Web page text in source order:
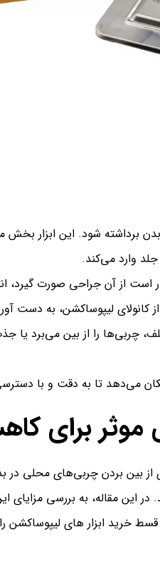
برداشته شود. این ابزار بخش
وارد می‌کند.
از آن جراحی صورت گیرد،
کانولای لیپوساکشن، به دست
چربی‌ها را از بین می‌برد
می‌دهد تا به دقت و با
موثر
از بین بردن چربی‌های محلی در
این مقاله، به بررسی مزایای
ابزار های لیپوساکشن را